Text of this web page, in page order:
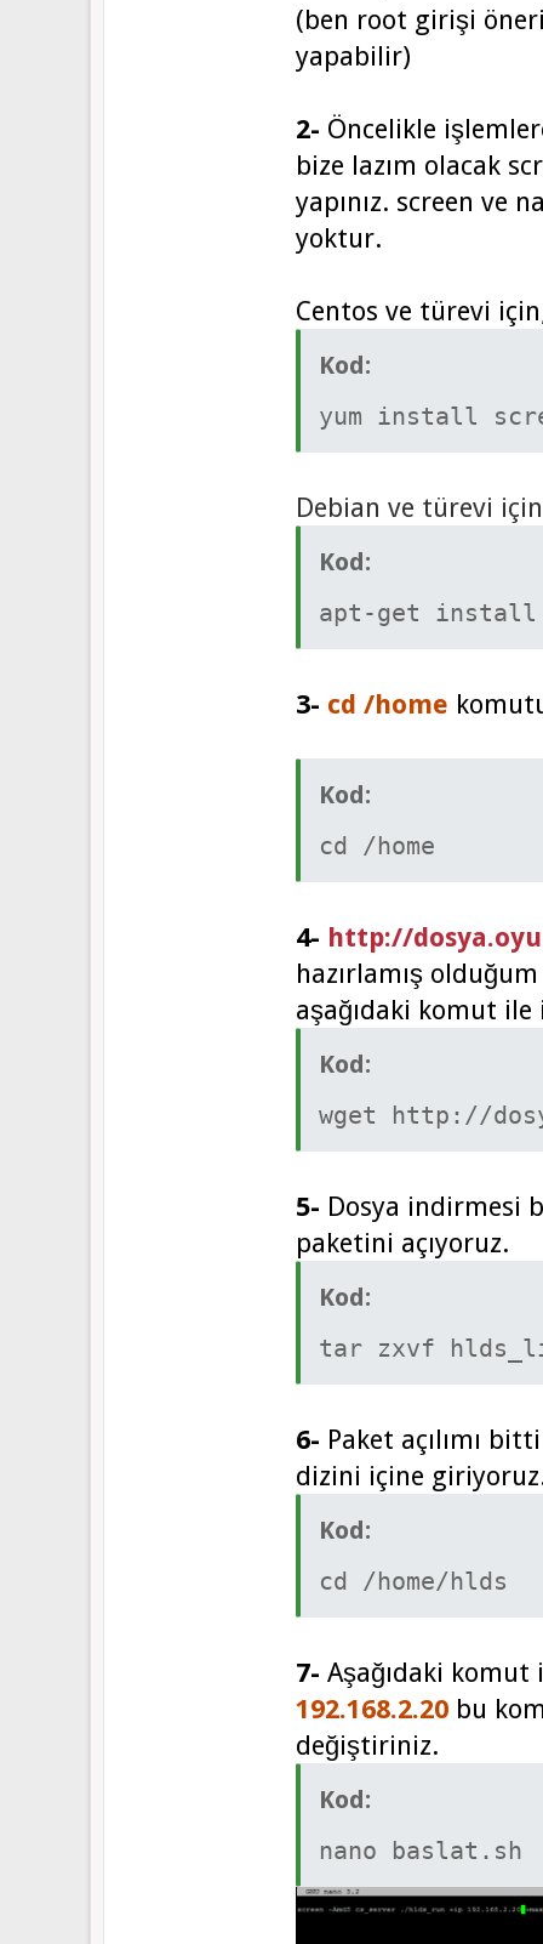
(ben root girişi
yapabilir)
2- Öncelikle
bize lazım olacak
yapınız. screen ve
yoktur.
Centos ve türevi
Kod:
yum install
Debian ve türevi
Kod:
apt-get install
3- cd /home
Kod:
cd /home
4- http://
hazırlamış
aşağıdaki komut
Kod:
wget http://
5- Dosya indirmesi
paketini açıyoruz.
Kod:
tar zxvf
6- Paket açılımı
dizini içine
Kod:
cd /home/hlds
7- Aşağıdaki
192.168.2.20 bu
değiştiriniz.
Kod:
nano baslat.sh